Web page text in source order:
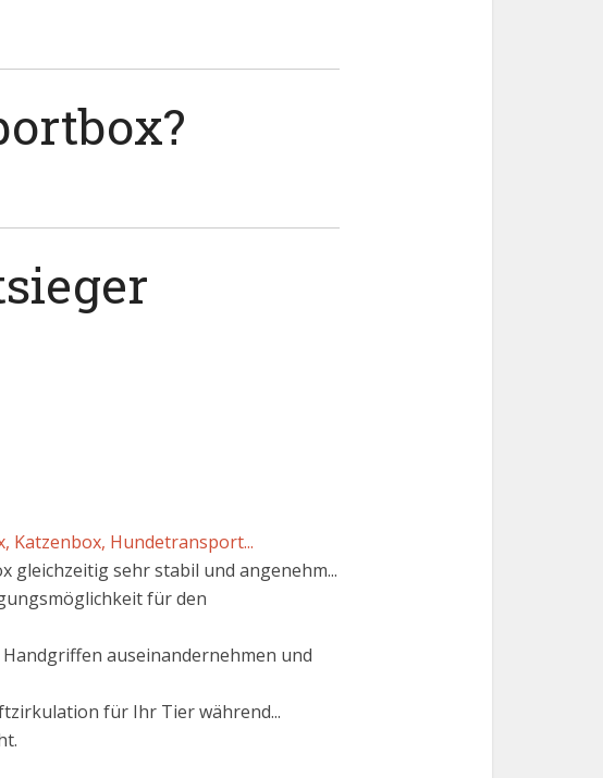
Katzenbox, Hundetransport...
gleichzeitig sehr stabil und angenehm...
für den
auseinandernehmen und
für Ihr Tier während...